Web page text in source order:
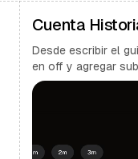
Cuenta
Desde escribir el
en off y agregar